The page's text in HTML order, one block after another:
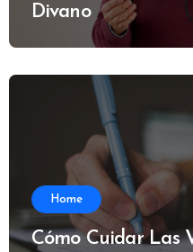
Divano
Home
Cómo Cuidar Las